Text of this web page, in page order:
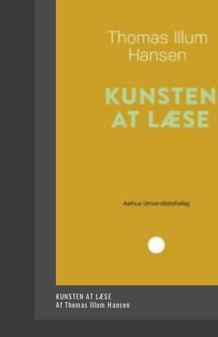
KUNSTEN AT LÆSE
Af Thomas Illum Hansen